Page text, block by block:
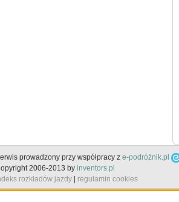
prowadzony przy współpracy z e-podróżnik.pl
2006-2013 by inventors.pl
rozkładów jazdy | regulamin cookies